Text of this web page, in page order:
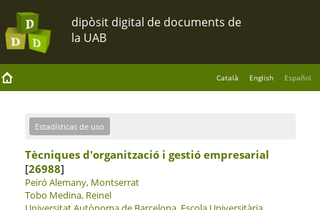
Català English Español
Estadísticas de uso
Tècniques d'organització i gestió empresarial
[26988]
Peiró Alemany, Montserrat
Tobo Medina, Reinel